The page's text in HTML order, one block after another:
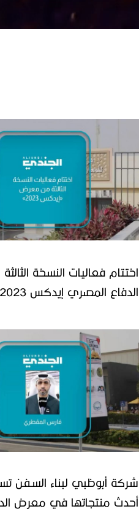
اختتام فعاليات النسخة
شركة أبوظبي لبناء السفن
أحدث منتجاتها في معرض